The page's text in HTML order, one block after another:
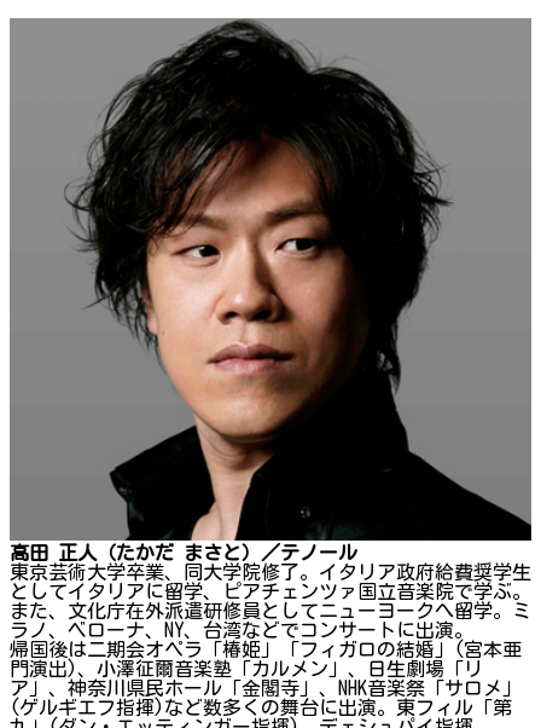
高田 正人（たかだ まさと）／テノール
東京芸術大学卒業、同大学院修了。イタリア政府給費奨学生
としてイタリアに留学、ピアチェンツァ国立音楽院で学ぶ。
また、文化庁在外派遣研修員としてニューヨークへ留学。ミ
ラノ、ベローナ、NY、台湾などでコンサートに出演。
帰国後は二期会オペラ「椿姫」「フィガロの結婚」(宮本亜
門演出)、小澤征爾音楽塾「カルメン」、日生劇場「リ
ア」、神奈川県民ホール「金閣寺」、NHK音楽祭「サロメ」
(ゲルギエフ指揮)など数多くの舞台に出演。東フィル「第